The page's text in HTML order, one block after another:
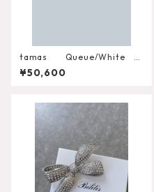
tamas Queue/White Br
ooch
¥50,600